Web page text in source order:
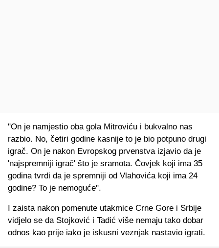
"On je namjestio oba gola Mitroviću i bukvalno nas
razbio. No, četiri godine kasnije to je bio potpuno drugi
igrač. On je nakon Evropskog prvenstva izjavio da je
'najspremniji igrač' što je sramota. Čovjek koji ima 35
godina tvrdi da je spremniji od Vlahovića koji ima 24
godine? To je nemoguće".
I zaista nakon pomenute utakmice Crne Gore i Srbije
vidjelo se da Stojković i Tadić više nemaju tako dobar
odnos kao prije iako je iskusni veznjak nastavio igrati.